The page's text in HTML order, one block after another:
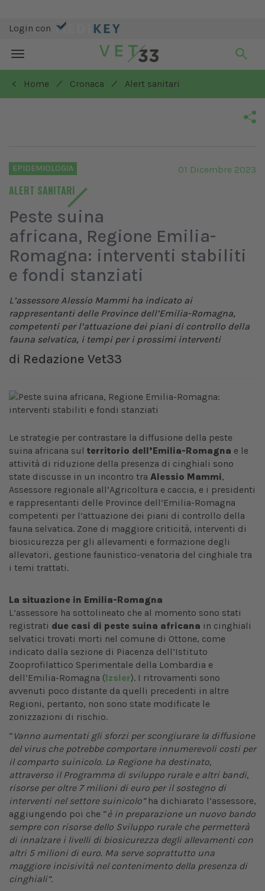
Login con
Toggle
navigation
< Home
/ Cronaca / Alert sanitari
EPIDEMIOLOGIA
ALERT SANITARI
01 Dicembre 2023
Peste suina
africana, Regione Emilia-
Romagna: interventi stabiliti
e fondi stanziati
L’assessore Alessio Mammi ha indicato ai
rappresentanti delle Province dell’Emilia-Romagna,
competenti per l’attuazione dei piani di controllo della
fauna selvatica, i tempi per i prossimi interventi
di Redazione Vet33
Le strategie per contrastare la diffusione della peste
suina africana sul territorio dell’Emilia-Romagna e le
attività di riduzione della presenza di cinghiali sono
state discusse in un incontro tra Alessio Mammi,
Assessore regionale all’Agricoltura e caccia, e i presidenti
e rappresentanti delle Province dell’Emilia-Romagna
competenti per l’attuazione dei piani di controllo della
fauna selvatica. Zone di maggiore criticità, interventi di
biosicurezza per gli allevamenti e formazione degli
allevatori, gestione faunistico-venatoria del cinghiale tra
i temi trattati.
La situazione in Emilia-Romagna
L’assessore ha sottolineato che al momento sono stati
registrati due casi di peste suina africana in cinghiali
selvatici trovati morti nel comune di Ottone, come
indicato dalla sezione di Piacenza dell’Istituto
Zooprofilattico Sperimentale della Lombardia e
dell’Emilia-Romagna (Izsler). I ritrovamenti sono
avvenuti poco distante da quelli precedenti in altre
Regioni, pertanto, non sono state modificate le
zonizzazioni di rischio.
“ Vanno aumentati gli sforzi per scongiurare la diffusione
del virus che potrebbe comportare innumerevoli costi per
il comparto suinicolo. La Regione ha destinato,
attraverso il Programma di sviluppo rurale e altri bandi,
risorse per oltre 7 milioni di euro per il sostegno di
interventi nel settore suinicolo” ha dichiarato l’assessore,
aggiungendo poi che “è in preparazione un nuovo bando
sempre con risorse dello Sviluppo rurale che permetterà
di innalzare i livelli di biosicurezza degli allevamenti con
altri 5 milioni di euro. Ma serve soprattutto una
maggiore incisività nel contenimento della presenza di
cinghiali”.